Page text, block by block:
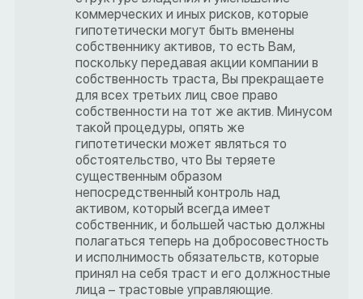
коммерческих и иных рисков, которые
гипотетически могут быть вменены
собственнику активов, то есть Вам,
поскольку передавая акции компании в
собственность траста, Вы прекращаете
для всех третьих лиц свое право
собственности на тот же актив. Минусом
такой процедуры, опять же
гипотетически может являться то
обстоятельство, что Вы теряете
существенным образом
непосредственный контроль над
активом, который всегда имеет
собственник, и большей частью должны
полагаться теперь на добросовестность
и исполнимость обязательств, которые
принял на себя траст и его должностные
лица – трастовые управляющие.